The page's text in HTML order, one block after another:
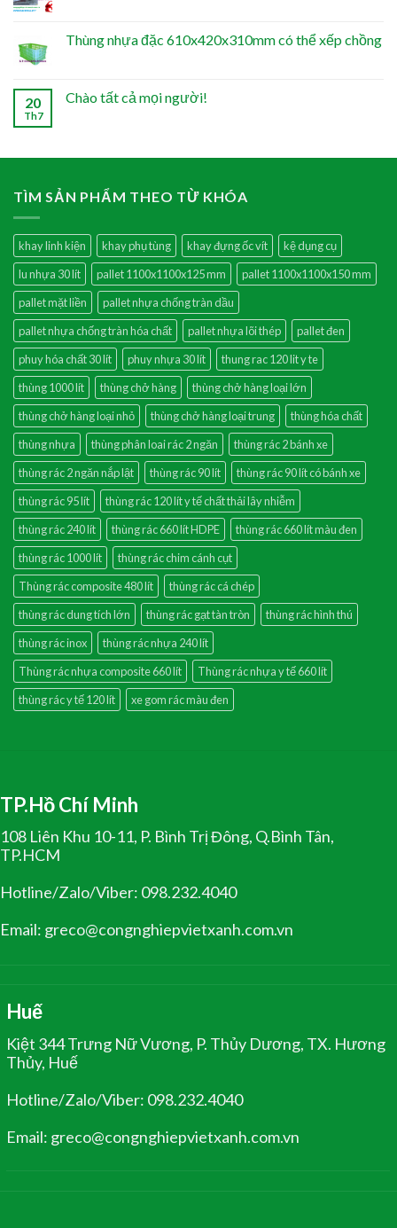
Thùng nhựa đặc 610x420x310mm có thể xếp chồng
20
Th7
Chào tất cả mọi người!
TÌM SẢN PHẨM THEO TỪ KHÓA
khay linh kiện khay phụ tùng khay đựng ốc vít
kệ dụng cụ
lu nhựa 30 lít
pallet 1100x1100x125 mm
pallet 1100x1100x150 mm
pallet mặt liền
pallet nhựa chống tràn dầu
pallet nhựa chống tràn hóa chất
pallet nhựa lõi thép
pallet đen
phuy hóa chất 30 lít
phuy nhựa 30 lít
thung rac 120 lit y te
thùng 1000 lít
thùng chở hàng
thùng chở hàng loại lớn
thùng chở hàng loại nhỏ
thùng chở hàng loại trung
thùng hóa chất
thùng nhựa
thùng phân loai rác 2 ngăn
thùng rác 2 bánh xe
thùng rác 2 ngăn nắp lật
thùng rác 90 lít
thùng rác 90 lít có bánh xe
thùng rác 95 lít
thùng rác 120 lít y tế chất thải lây nhiễm
thùng rác 240 lít
thùng rác 660 lít HDPE
thùng rác 660 lít màu đen
thùng rác 1000 lít
thùng rác chim cánh cụt
Thùng rác composite 480 lít
thùng rác cá chép
thùng rác dung tích lớn
thùng rác gạt tàn tròn
thùng rác hình thú
thùng rác inox
thùng rác nhựa 240 lít
Thùng rác nhựa composite 660 lít
Thùng rác nhựa y tế 660 lít
thùng rác y tế 120 lít
xe gom rác màu đen
TP.Hồ Chí Minh
108 Liên Khu 10-11, P. Bình Trị Đông, Q.Bình Tân,
TP.HCM
Hotline/Zalo/Viber: 098.232.4040
Email: greco@congnghiepvietxanh.com.vn
Huế
Kiệt 344 Trưng Nữ Vương, P. Thủy Dương, TX. Hương
Thủy, Huế
Hotline/Zalo/Viber: 098.232.4040
Email: greco@congnghiepvietxanh.com.vn